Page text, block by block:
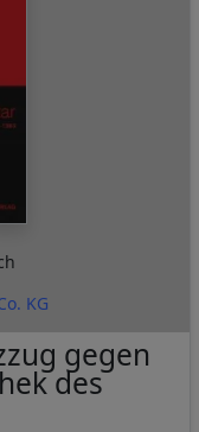
KG
gegen
des